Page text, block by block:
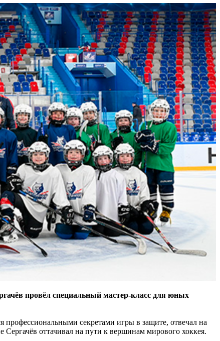
провёл специальный мастер-класс для юных
секретами игры в защите, отвечал на
оттачивал на пути к вершинам мирового хоккея.